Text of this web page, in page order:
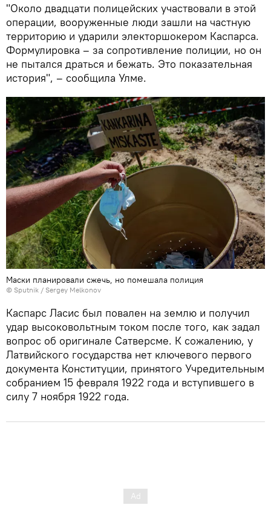
"Около двадцати полицейских участвовали в этой
операции, вооруженные люди зашли на частную
территорию и ударили электоршокером Каспарса.
Формулировка – за сопротивление полиции, но он
не пытался драться и бежать. Это показательная
история", – сообщила Улме.
Маски планировали сжечь, но помешала полиция
© Sputnik / Sergey Melkonov
Каспарс Ласис был повален на землю и получил
удар высоковольтным током после того, как задал
вопрос об оригинале Сатверсме. К сожалению, у
Латвийского государства нет ключевого первого
документа Конституции, принятого Учредительным
собранием 15 февраля 1922 года и вступившего в
силу 7 ноября 1922 года.